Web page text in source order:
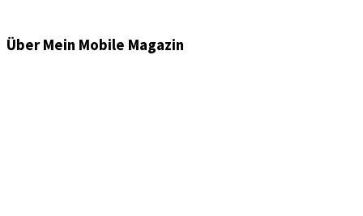
Über Mein Mobile Magazin